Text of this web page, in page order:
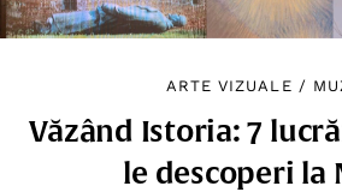
ARTE VIZUALE /
Văzând Istoria: 7
le descoperi la